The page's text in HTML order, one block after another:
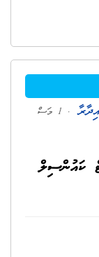
. 1 މަސް
ކައުންސިލް